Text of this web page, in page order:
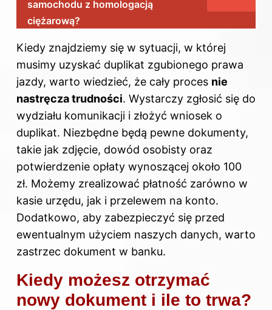
samochodu z homologacją
ciężarową?
Kiedy znajdziemy się w sytuacji, w której
musimy uzyskać duplikat zgubionego prawa
jazdy, warto wiedzieć, że cały proces nie
nastręcza trudności. Wystarczy zgłosić się do
wydziału komunikacji i złożyć wniosek o
duplikat. Niezbędne będą pewne dokumenty,
takie jak zdjęcie, dowód osobisty oraz
potwierdzenie opłaty wynoszącej około 100
zł. Możemy zrealizować płatność zarówno w
kasie urzędu, jak i przelewem na konto.
Dodatkowo, aby zabezpieczyć się przed
ewentualnym użyciem naszych danych, warto
zastrzec dokument w banku.
Kiedy możesz otrzymać
nowy dokument i ile to trwa?